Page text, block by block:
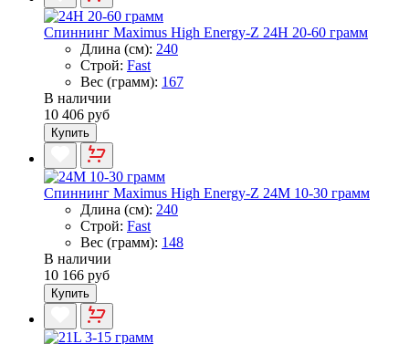
Спиннинг Maximus High Energy-Z 24H 20-60 грамм
Длина (см): 240
Строй: Fast
Вес (грамм): 167
В наличии
10 406 руб
Купить
Спиннинг Maximus High Energy-Z 24M 10-30 грамм
Длина (см): 240
Строй: Fast
Вес (грамм): 148
В наличии
10 166 руб
Купить